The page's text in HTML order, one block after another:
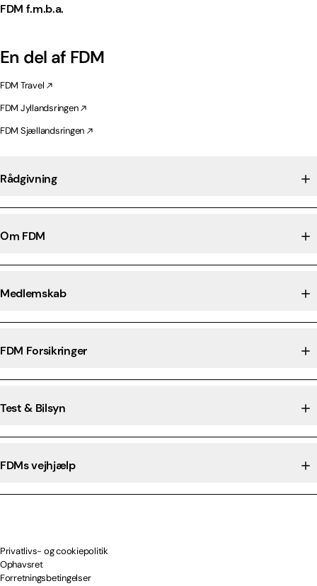
FDM f.m.b.a.
En del af FDM
FDM Travel
FDM Jyllandsringen
FDM Sjællandsringen
Rådgivning
Om FDM
Medlemskab
FDM Forsikringer
Test & Bilsyn
FDMs vejhjælp
Privatlivs- og cookiepolitik
Ophavsret
Forretningsbetingelser